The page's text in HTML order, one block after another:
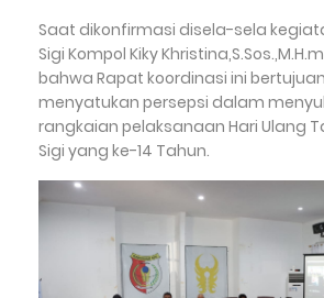
Saat dikonfirmasi disela-sela
Sigi Kompol Kiky
bahwa Rapat koordinasi ini
menyatukan persepsi dalam
rangkaian pelaksanaan Hari Ulang
Sigi yang ke-14 Tahun.